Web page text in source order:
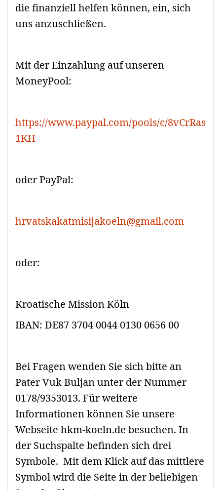
die finanziell helfen können, ein, sich
uns anzuschließen.
Mit der Einzahlung auf unseren
MoneyPool:
https://www.paypal.com/pools/c/8vCrRas
1KH
oder PayPal:
hrvatskakatmisijakoeln@gmail.com
oder:
Kroatische Mission Köln
IBAN: DE87 3704 0044 0130 0656 00
Bei Fragen wenden Sie sich bitte an
Pater Vuk Buljan unter der Nummer
0178/9353013. Für weitere
Informationen können Sie unsere
Webseite hkm-koeln.de besuchen. In
der Suchspalte befinden sich drei
Symbole. Mit dem Klick auf das mittlere
Symbol wird die Seite in der beliebigen